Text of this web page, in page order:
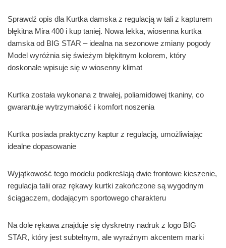
Sprawdź opis dla Kurtka damska z regulacją w tali z kapturem
błękitna Mira 400 i kup taniej. Nowa lekka, wiosenna kurtka
damska od BIG STAR – idealna na sezonowe zmiany pogody
Model wyróżnia się świeżym błękitnym kolorem, który
doskonale wpisuje się w wiosenny klimat
Kurtka została wykonana z trwałej, poliamidowej tkaniny, co
gwarantuje wytrzymałość i komfort noszenia
Kurtka posiada praktyczny kaptur z regulacją, umożliwiając
idealne dopasowanie
Wyjątkowość tego modelu podkreślają dwie frontowe kieszenie,
regulacja talii oraz rękawy kurtki zakończone są wygodnym
ściągaczem, dodającym sportowego charakteru
Na dole rękawa znajduje się dyskretny nadruk z logo BIG
STAR, który jest subtelnym, ale wyraźnym akcentem marki